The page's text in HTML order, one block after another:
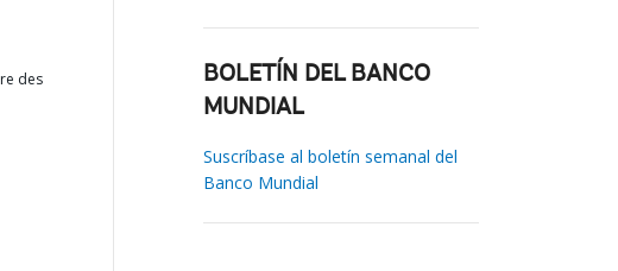
des
BOLETÍN DEL BANCO
MUNDIAL
Suscríbase al boletín semanal del
Banco Mundial